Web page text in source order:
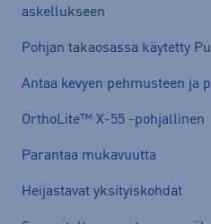
askellukseen
Pohjan takaosassa käytetty
Antaa kevyen pehmusteen ja
OrthoLite™ X-55 -pohjallinen
Parantaa mukavuutta
Heijastavat yksityiskohdat